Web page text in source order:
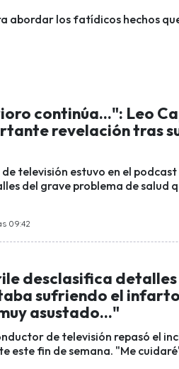
abordar los fatídicos hechos
continúa...": Leo
revelación tras
televisión estuvo en el podcast
del grave problema de salud
09:42
desclasifica
sufriendo el
asustado..."
de televisión repasó el
este fin de semana. "Me